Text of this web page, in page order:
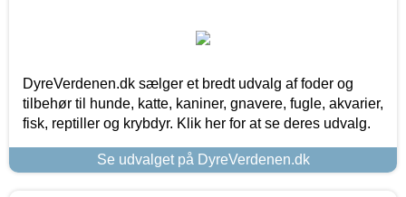
DyreVerdenen.dk sælger et bredt udvalg af foder og
tilbehør til hunde, katte, kaniner, gnavere, fugle, akvarier,
fisk, reptiller og krybdyr. Klik her for at se deres udvalg.
Se udvalget på DyreVerdenen.dk